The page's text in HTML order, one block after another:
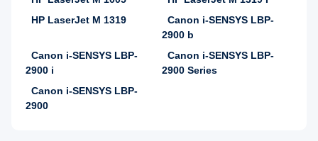
HP LaserJet M 1319
Canon i-SENSYS LBP-
2900 b
Canon i-SENSYS LBP-
2900 i
Canon i-SENSYS LBP-
2900 Series
Canon i-SENSYS LBP-
2900